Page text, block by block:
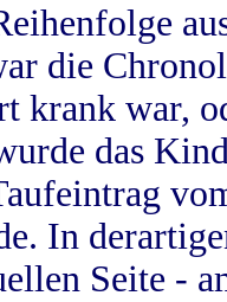
die
krank war,
das
In
Seite -